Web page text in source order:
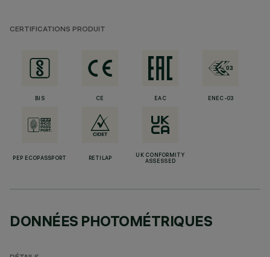
CERTIFICATIONS PRODUIT
BIS CE EAC ENEC-03
PEP ECOPASSPORT RETILAP
UK CONFORMITY
ASSESSED
DONNÉES PHOTOMÉTRIQUES